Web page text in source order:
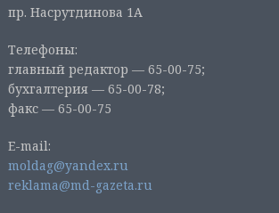
пр. Насрутдинова 1А
Телефоны:
главный редактор — 65-00-75;
бухгалтерия — 65-00-78;
факс — 65-00-75
E-mail:
moldag@yandex.ru
reklama@md-gazeta.ru